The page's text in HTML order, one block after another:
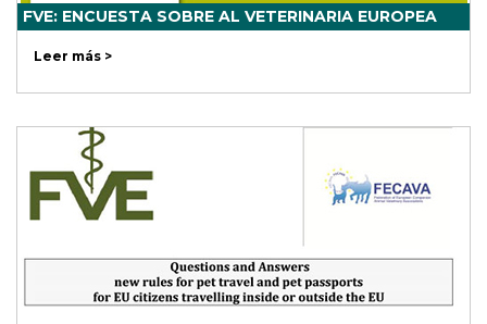
FVE: ENCUESTA SOBRE AL VETERINARIA EUROPEA
Leer más >